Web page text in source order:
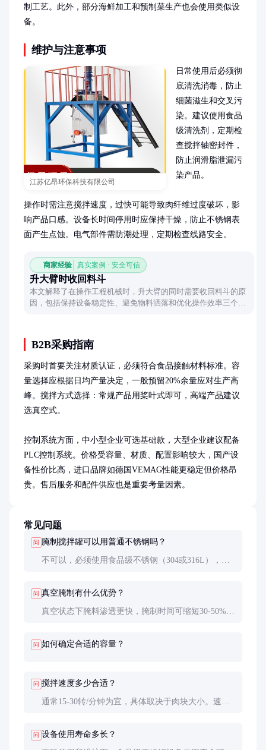
制工艺。此外，部分海鲜加工和预制菜生产也会使用类似设
备。
维护与注意事项
江苏亿昂环保科技有限公司
日常使用后必须彻
底清洗消毒，防止
细菌滋生和交叉污
染。建议使用食品
级清洗剂，定期检
查搅拌轴密封件，
防止润滑脂泄漏污
染产品。
操作时需注意搅拌速度，过快可能导致肉纤维过度破坏，影
响产品口感。设备长时间停用时应保持干燥，防止不锈钢表
面产生点蚀。电气部件需防潮处理，定期检查线路安全。
商家经验 真实案例 · 安全可信
升大臂时收回料斗
本文解释了在操作工程机械时，升大臂的同时需要收回料斗的原
因，包括保持设备稳定性、避免物料洒落和优化操作效率三个方
B2B采购指南
采购时首要关注材质认证，必须符合食品接触材料标准。容
量选择应根据日均产量决定，一般预留20%余量应对生产高
峰。搅拌方式选择：常规产品用桨叶式即可，高端产品建议
选真空式。
控制系统方面，中小型企业可选基础款，大型企业建议配备
PLC控制系统。价格受容量、材质、配置影响较大，国产设
备性价比高，进口品牌如德国VEMAG性能更稳定但价格昂
贵。售后服务和配件供应也是重要考量因素。
常见问题
问 腌制搅拌罐可以用普通不锈钢吗？
不可以，必须使用食品级不锈钢（304或316L），普
问 真空腌制有什么优势？
真空状态下腌料渗透更快，腌制时间可缩短30-50%，
问 如何确定合适的容量？
问 搅拌速度多少合适？
通常15-30转/分钟为宜，具体取决于肉块大小。速度
问 设备使用寿命多长？